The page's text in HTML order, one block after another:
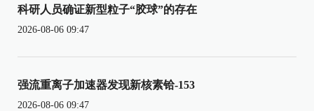
科研人员确证新型粒子“胶球”的存在
2026-08-06 09:47
强流重离子加速器发现新核素铪-153
2026-08-06 09:47